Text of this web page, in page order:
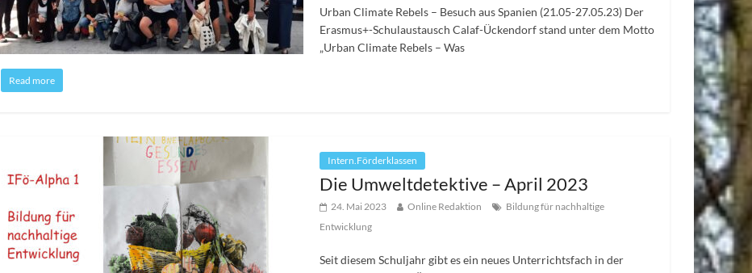
Urban Climate Rebels – Besuch aus Spanien (21.05-27.05.23) Der
Erasmus+-Schulaustausch Calaf-Ückendorf stand unter dem Motto
„Urban Climate Rebels – Was
Read more
Intern.Förderklassen
Die Umweltdetektive – April 2023
24. Mai 2023 Online Redaktion
Bildung für nachhaltige
Entwicklung
Seit diesem Schuljahr gibt es ein neues Unterrichtsfach in der